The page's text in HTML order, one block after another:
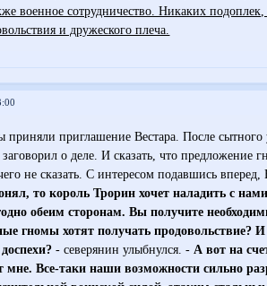
военное сотрудничество. Никаких
и дружеского плеча.
приняли приглашение Вестара. После
о деле. И сказать, что предложение
не сказать. С интересом подавшись вперед,
то король Трорин хочет наладить с
обеим сторонам. Вы получите
гномы хотят получать продовольствие?
- северянин улыбнулся. - А вот на
мне. Все-таки наши возможности сильно